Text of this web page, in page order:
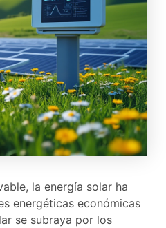
la energía solar ha
energéticas económicas
se subraya por los